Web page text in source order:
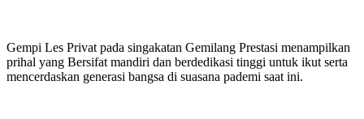
Gempi Les Privat pada singakatan Gemilang Prestasi menampilkan
prihal yang Bersifat mandiri dan berdedikasi tinggi untuk ikut serta
mencerdaskan generasi bangsa di suasana pademi saat ini.